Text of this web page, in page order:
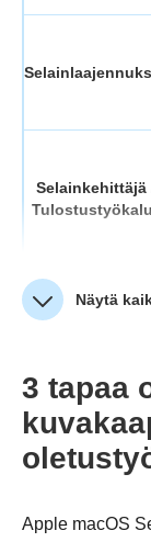
Selainkehittäjä
Näytä
3 tapaa
Apple macOS